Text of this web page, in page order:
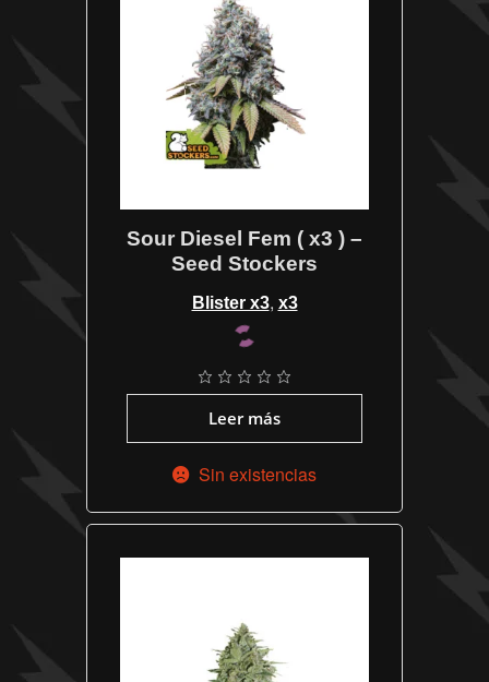
Sour Diesel Fem ( x3 ) –
Seed Stockers
Blister x3, x3
Leer más
Sin existencias